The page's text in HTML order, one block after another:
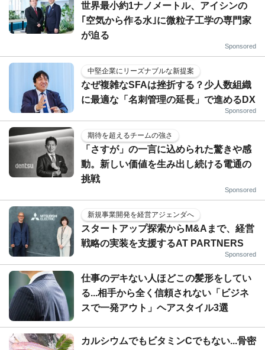
世界最小約1ナノメートル、アイシンの
｢空気から作る水｣に微粒子工学の専門家
が迫る
Sponsored
中堅企業にリーズナブルな新提案
なぜ複雑なSFAは挫折する？少人数組織
に最適な「名刺管理の延長」で進めるDX
Sponsored
期待を超えるチームの強さ
「さすが」の一言に込められた驚きや感
動。新しい価値を生み出し続ける電通の
挑戦
Sponsored
新規事業開発を経営アジェンダへ
スタートアップ探索からM&Aまで、経営
戦略の実装を支援するAT PARTNERS
Sponsored
仕事のデキない人ほどこの髪形をしてい
る...相手から全く信頼されない「ビジネ
スで一発アウト」ヘアスタイル3選
カルシウムでもビタミンCでもない...骨密